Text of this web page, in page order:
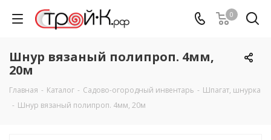
0
Шнур вязаный полипроп. 4мм,
20м
Главная - Каталог - Садово-огородный инвентарь - Шпагат, шнурка
- Шнур вязаный полипроп. 4мм, 20м